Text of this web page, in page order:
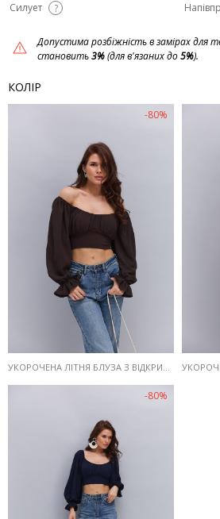
Силует
?
Допустима розбіжність в замірах для
становить3%(для в'язаних до5%).
КОЛІР
-80%
УКОРОЧЕНА ЛІТНЯ БЛУЗА З ВІДКРИТИМИ ПЛЕЧИМА ШОКОЛАДНА
-80%